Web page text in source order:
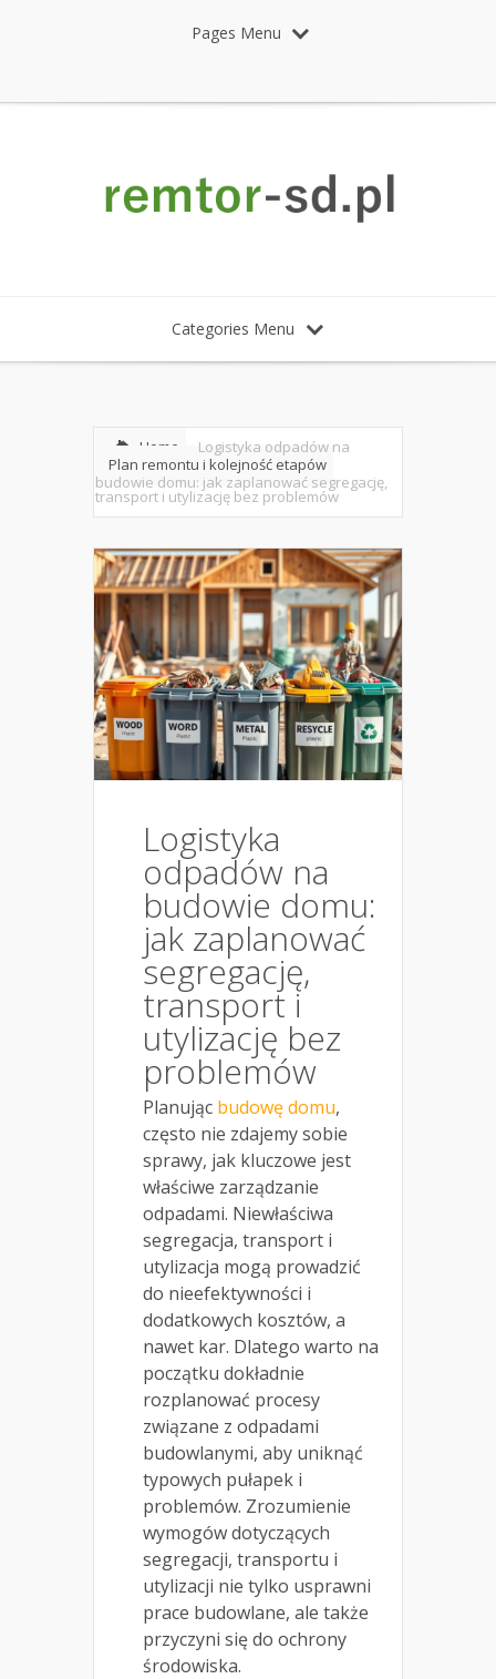
Pages Menu
Categories Menu
Home
Plan remontu i kolejność etapów
Logistyka odpadów na
budowie domu: jak zaplanować segregację,
transport i utylizację bez problemów
Logistyka
odpadów na
budowie domu:
jak zaplanować
segregację,
transport i
utylizację bez
problemów
Planując budowę domu,
często nie zdajemy sobie
sprawy, jak kluczowe jest
właściwe zarządzanie
odpadami. Niewłaściwa
segregacja, transport i
utylizacja mogą prowadzić
do nieefektywności i
dodatkowych kosztów, a
nawet kar. Dlatego warto na
początku dokładnie
rozplanować procesy
związane z odpadami
budowlanymi, aby uniknąć
typowych pułapek i
problemów. Zrozumienie
wymogów dotyczących
segregacji, transportu i
utylizacji nie tylko usprawni
prace budowlane, ale także
przyczyni się do ochrony
środowiska.